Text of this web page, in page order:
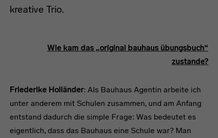
kreative Trio.
Wie kam das „original bauhaus übungsbuch“
zustande?
Friederike Holländer: Als Bauhaus Agentin arbeite ich
unter anderem mit Schulen zusammen, und am Anfang
entstand dadurch die simple Frage: Was bedeutet es
eigentlich, dass das Bauhaus eine Schule war? Man